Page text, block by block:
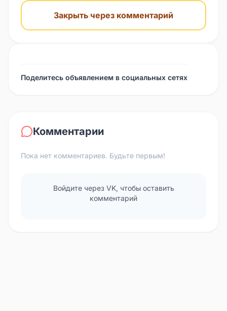
Закрыть через комментарий
Поделитесь объявлением в социальных сетях
Комментарии
Пока нет комментариев. Будьте первым!
Войдите через VK, чтобы оставить
комментарий